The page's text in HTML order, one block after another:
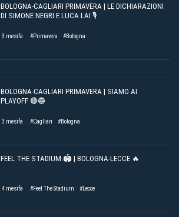
BOLOGNA-CAGLIARI PRIMAVERA | LE DICHIARAZIONI
DI SIMONE NEGRI E LUCA LAI 🎙️
3 mesifa #Primavera #Bologna
BOLOGNA-CAGLIARI PRIMAVERA | SIAMO AI
PLAYOFF 🔴🔵
3 mesifa #Cagliari #Bologna
FEEL THE STADIUM 🏟️ | BOLOGNA-LECCE 🔥
4 mesifa #Feel The Stadium #Lecce